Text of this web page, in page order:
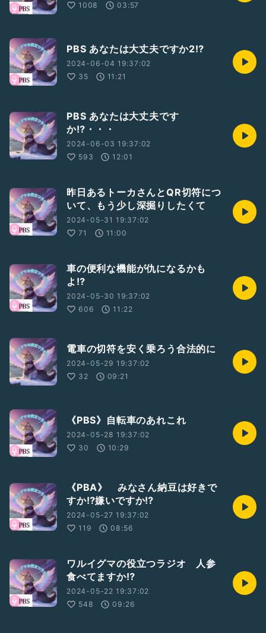
1008
03:57
PBS あなたは大丈夫ですか2⁉️
2024-06-04 19:37:02
35
11:21
PBS あなたは大丈夫です
か⁉️・・・
2024-06-03 19:37:02
593
12:01
昨日あるトーカさんとQR切符につ
いて、もう少し深掘りしたくて
2024-05-31 19:37:02
71
11:00
車の便利な機能が仇になるかも
よ⁉️
2024-05-30 19:37:02
606
11:22
電車の切符を安く乗ろう合法的に
2024-05-29 19:37:02
32
09:21
《PBS》自転車のあれこれ
2024-05-28 19:37:02
30
10:29
《PBA》 みなさん納豆は好きで
すか⁉️嫌いですか⁉️
2024-05-27 19:37:02
119
08:56
ワルイグマの役立つラジオ 人参
食べてますか⁉️
2024-05-22 19:37:02
548
09:26